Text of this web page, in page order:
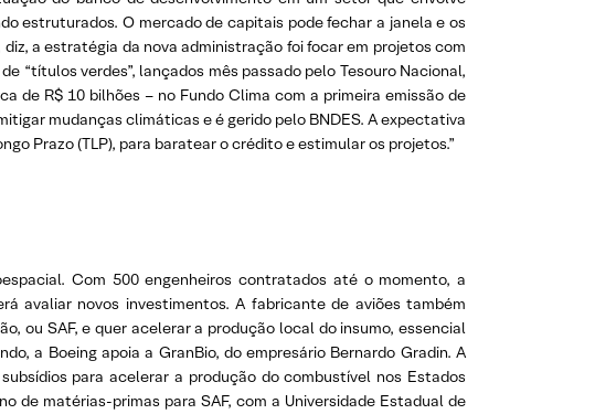
estruturados. O mercado de capitais pode fechar a janela e os
a estratégia da nova administração foi focar em projetos com
“títulos verdes”, lançados mês passado pelo Tesouro Nacional,
de R$ 10 bilhões – no Fundo Clima com a primeira emissão de
mudanças climáticas e é gerido pelo BNDES. A expectativa
Prazo (TLP), para baratear o crédito e estimular os projetos.”
Com 500 engenheiros contratados até o momento, a
avaliar novos investimentos. A fabricante de aviões também
ou SAF, e quer acelerar a produção local do insumo, essencial
a Boeing apoia a GranBio, do empresário Bernardo Gradin. A
para acelerar a produção do combustível nos Estados
de matérias-primas para SAF, com a Universidade Estadual de